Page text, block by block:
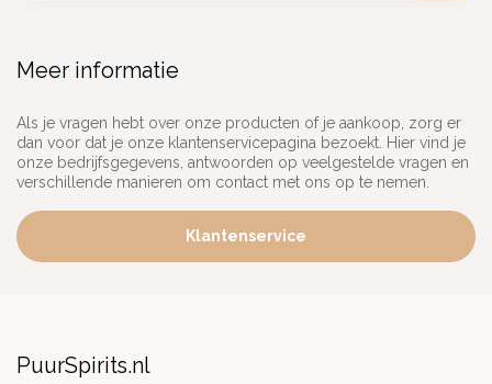
Meer informatie
Als je vragen hebt over onze producten of je aankoop, zorg er
dan voor dat je onze klantenservicepagina bezoekt. Hier vind je
onze bedrijfsgegevens, antwoorden op veelgestelde vragen en
verschillende manieren om contact met ons op te nemen.
Klantenservice
PuurSpirits.nl